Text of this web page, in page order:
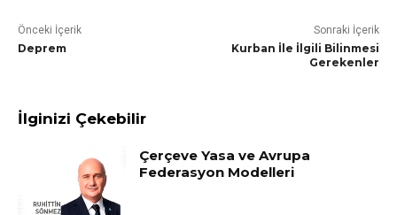
Önceki İçerik
Deprem
Sonraki İçerik
Kurban İle İlgili Bilinmesi
Gerekenler
İlginizi Çekebilir
Çerçeve Yasa ve Avrupa
Federasyon Modelleri